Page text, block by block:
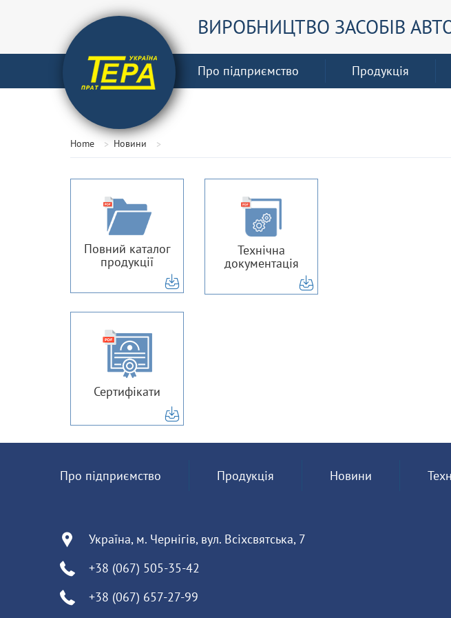
ВИРОБНИЦТВО ЗАСОБІВ
Про підприємство Продукція
Home Новини
Повний каталог
продукції
Технічна
документація
Сертифікати
Про підприємство Продукція Новини
Україна, м. Чернігів, вул. Всіхсвятська, 7
+38 (067) 505-35-42
+38 (067) 657-27-99